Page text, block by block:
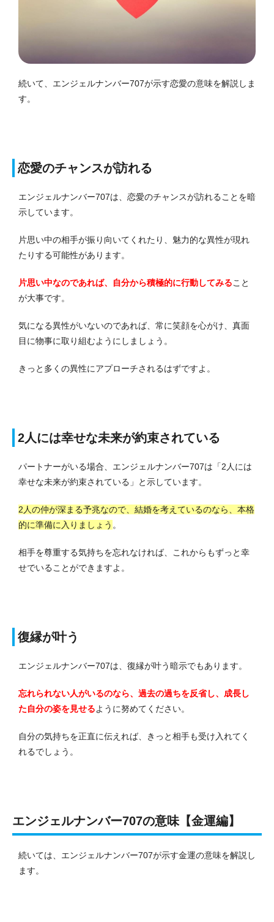
続いて、エンジェルナンバー707が示す恋愛の意味を解説しま
す。
恋愛のチャンスが訪れる
エンジェルナンバー707は、恋愛のチャンスが訪れることを暗
示しています。
片思い中の相手が振り向いてくれたり、魅力的な異性が現れ
たりする可能性があります。
片思い中なのであれば、自分から積極的に行動してみること
が大事です。
気になる異性がいないのであれば、常に笑顔を心がけ、真面
目に物事に取り組むようにしましょう。
きっと多くの異性にアプローチされるはずですよ。
2人には幸せな未来が約束されている
パートナーがいる場合、エンジェルナンバー707は「2人には
幸せな未来が約束されている」と示しています。
2人の仲が深まる予兆なので、結婚を考えているのなら、本格
的に準備に入りましょう 。
相手を尊重する気持ちを忘れなければ、これからもずっと幸
せでいることができますよ。
復縁が叶う
エンジェルナンバー707は、復縁が叶う暗示でもあります。
忘れられない人がいるのなら、過去の過ちを反省し、成長し
た自分の姿を見せるように努めてください。
自分の気持ちを正直に伝えれば、きっと相手も受け入れてく
れるでしょう。
エンジェルナンバー707の意味【金運編】
続いては、エンジェルナンバー707が示す金運の意味を解説し
ます。